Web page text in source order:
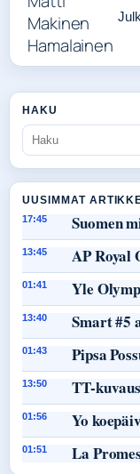
HAKU
UUSIMMAT
17:45 Suomen
13:45 AP Royal
01:41 Yle
13:40 Smart #5
01:43 Pipsa
13:50 TT-
01:56 Yo
01:51 La